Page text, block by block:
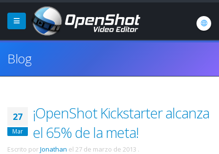
Blog
27
Mar
¡OpenShot Kickstarter alcanza
el 65% de la meta!
Escrito porJonathan el 27 de marzo de 2013 .